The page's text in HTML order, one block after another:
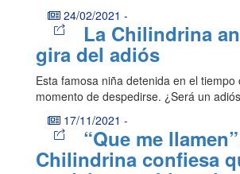
24/02/2021 -
La Chilindrina
gira del adiós
Esta famosa niña detenida en el
momento de despedirse. ¿Será un
17/11/2021 -
“Que me
Chilindrina confiesa